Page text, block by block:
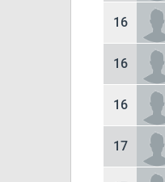
16
16
16
17